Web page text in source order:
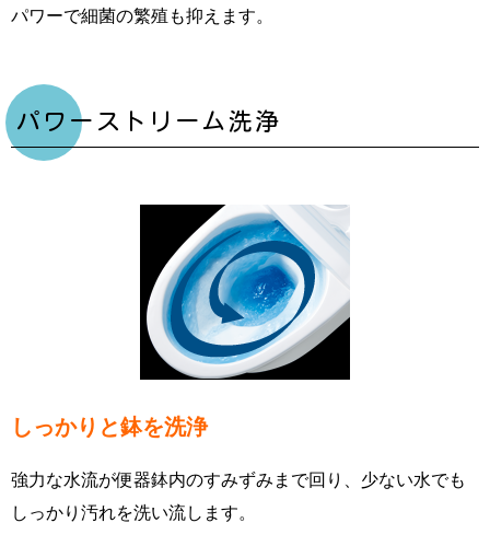
パワーで細菌の繁殖も抑えます。
パワーストリーム洗浄
しっかりと鉢を洗浄
強力な水流が便器鉢内のすみずみまで回り、少ない水でも
しっかり汚れを洗い流します。